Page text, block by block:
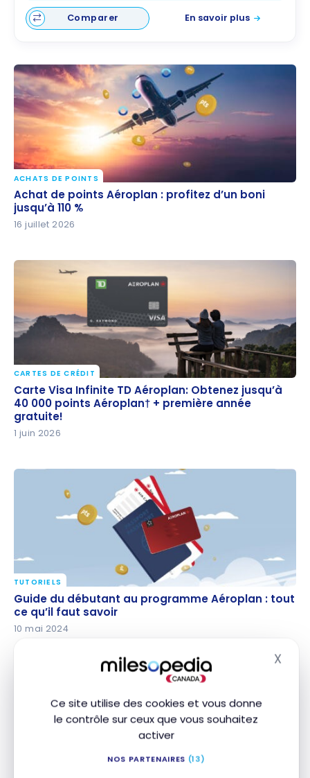
Ce site utilise des cookies et vous donne
le contrôle sur ceux que vous souhaitez
activer
NOS PARTENAIRES (13)
X
Comparer En savoir plus
Achat de points Aéroplan : profitez d’un boni jusqu’à
110 %
ACHATS DE POINTS
Achat de points Aéroplan : profitez d’un boni
jusqu’à 110 %
16 juillet 2026
Carte Visa Infinite TD Aéroplan: Obtenez jusqu’à
40 000 points Aéroplan† + première année
gratuite!
CARTES DE CRÉDIT
Carte Visa Infinite TD Aéroplan: Obtenez jusqu’à
40 000 points Aéroplan† + première année
gratuite!
1 juin 2026
Guide du débutant au programme Aéroplan : tout
ce qu’il faut savoir
TUTORIELS
Guide du débutant au programme Aéroplan : tout
ce qu’il faut savoir
10 mai 2024
Pour pousser le rendement encore plus loin, la
carte la mieux classée de notre
comparateur
Aéroplan est la Carte Prestige Aéroplan
*
. Elle vise les voyageurs
profiter des avantages Air Canada.